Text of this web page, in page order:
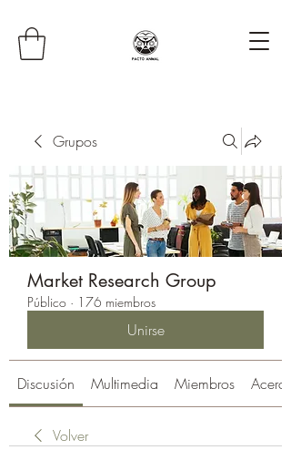
Grupos
Market Research Group
Público · 176 miembros
Unirse
Discusión Multimedia Miembros Acerca
Volver